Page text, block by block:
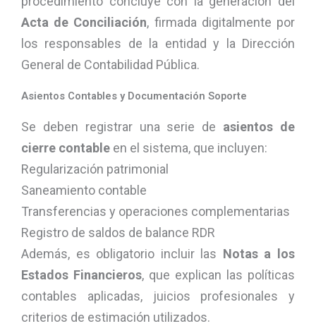
Acta de Conciliación, firmada digitalmente por
los responsables de la entidad y la Dirección
General de Contabilidad Pública.
Asientos Contables y Documentación Soporte
Se deben registrar una serie de asientos de
cierre contable en el sistema, que incluyen:
Regularización patrimonial
Saneamiento contable
Transferencias y operaciones complementarias
Registro de saldos de balance RDR
Además, es obligatorio incluir las Notas a los
Estados Financieros, que explican las políticas
contables aplicadas, juicios profesionales y
criterios de estimación utilizados.